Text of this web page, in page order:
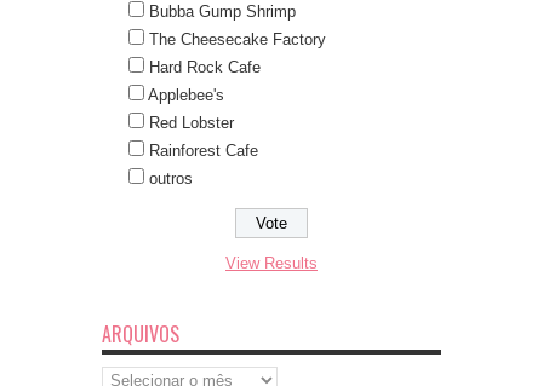
Bubba Gump Shrimp
The Cheesecake Factory
Hard Rock Cafe
Applebee's
Red Lobster
Rainforest Cafe
outros
View Results
ARQUIVOS
Arquivos